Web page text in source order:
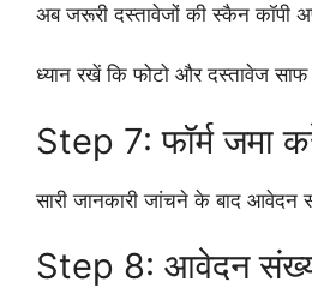
अब जरूरी दस्तावेजों की स्कैन कॉपी
ध्यान रखें कि फोटो और दस्तावेज साफ
Step 7: फॉर्म जमा
सारी जानकारी जांचने के बाद आवेदन
Step 8: आवेदन